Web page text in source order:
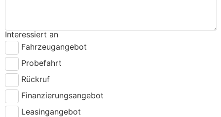
Interessiert an
Fahrzeugangebot
Probefahrt
Rückruf
Finanzierungsangebot
Leasingangebot